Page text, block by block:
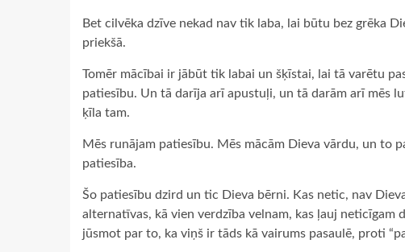
Bet cilvēka dzīve nekad nav tik laba, lai būtu bez grēka
priekšā.
Tomēr mācībai ir jābūt tik labai un šķīstai, lai tā varētu
patiesību. Un tā darīja arī apustuļi, un tā darām arī mēs
ķīla tam.
Mēs runājam patiesību. Mēs mācām Dieva vārdu, un to
patiesība.
Šo patiesību dzird un tic Dieva bērni. Kas netic, nav
alternatīvas, kā vien verdzība velnam, kas ļauj
jūsmot par to, ka viņš ir tāds kā vairums pasaulē, proti